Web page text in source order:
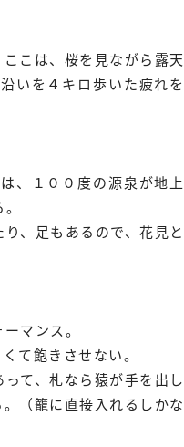
こは、桜を見ながら露天
いを４キロ歩いた疲れを
、１００度の源泉が地上
、足もあるので、花見と
マンス。
て飽きさせない。
て、札なら猿が手を出し
（籠に直接入れるしかな